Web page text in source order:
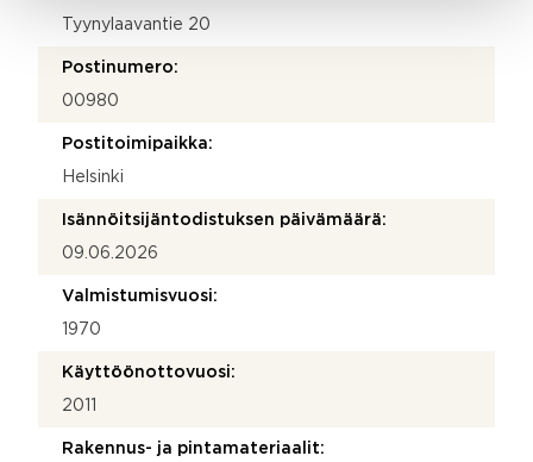
Tyynylaavantie 20
Postinumero:
00980
Postitoimipaikka:
Helsinki
Isännöitsijäntodistuksen päivämäärä:
09.06.2026
Valmistumisvuosi:
1970
Käyttöönottovuosi:
2011
Rakennus- ja pintamateriaalit: